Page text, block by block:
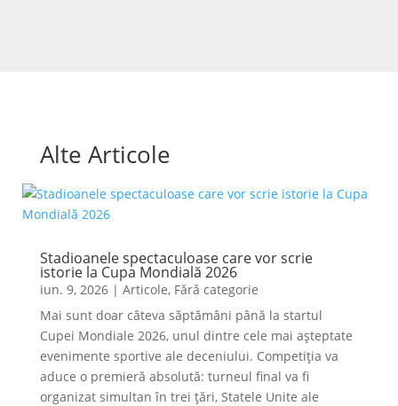
Alte Articole
Stadioanele spectaculoase care vor scrie
istorie la Cupa Mondială 2026
iun. 9, 2026| Articole, Fără categorie
Mai sunt doar câteva săptămâni până la startul
Cupei Mondiale 2026, unul dintre cele mai așteptate
evenimente sportive ale deceniului. Competiția va
aduce o premieră absolută: turneul final va fi
organizat simultan în trei țări, Statele Unite ale